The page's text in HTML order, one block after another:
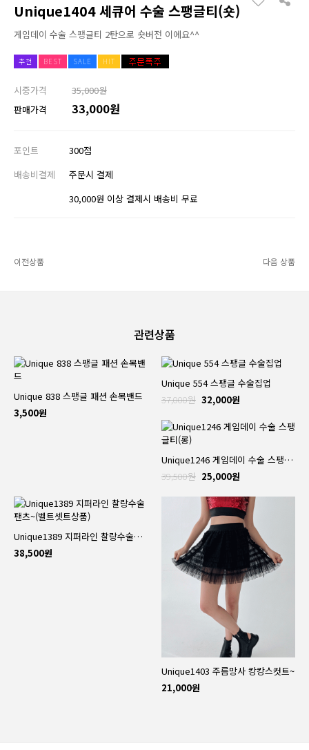
Unique1404 세큐어 수술 스팽글티(숏)
게임데이 수술 스팽글티 2탄으로 숏버전 이에요^^
추천 BEST SALE HIT
시중가격
35,000원
판매가격
33,000원
포인트
300점
배송비결제
주문시 결제
30,000원 이상 결제시 배송비 무료
이전상품 다음 상품
관련상품
Unique 838 스팽글 패션 손목밴드
3,500원
Unique 554 스팽글 수술집업
37,000원 32,000원
Unique1246 게임데이 수술 스팽글티(롱)
39,500원 25,000원
Unique1389 지퍼라인 찰랑수술팬츠~(벨트셋트상품)
38,500원
Unique1403 주름망사 캉캉스컷트~
21,000원